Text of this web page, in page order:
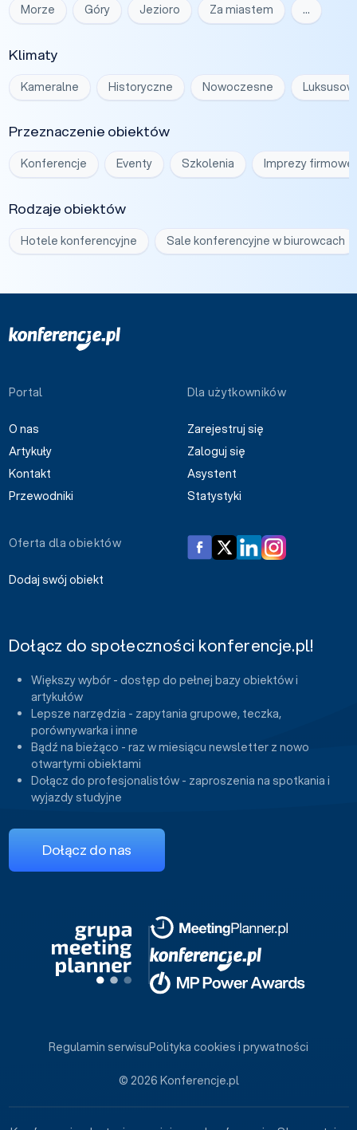
Morze Góry Jezioro Za miastem …
Klimaty
Kameralne Historyczne Nowoczesne
Przeznaczenie obiektów
Konferencje Eventy Szkolenia Imprezy firmowe
Rodzaje obiektów
Hotele konferencyjne Sale konferencyjne w biurowcach
Portal
O nas
Artykuły
Kontakt
Przewodniki
Dla użytkowników
Zarejestruj się
Zaloguj się
Asystent
Statystyki
Oferta dla obiektów
Dodaj swój obiekt
Dołącz do społeczności konferencje.pl!
Większy wybór - dostęp do pełnej bazy obiektów i
artykułów
Lepsze narzędzia - zapytania grupowe, teczka,
porównywarka i inne
Bądź na bieżąco - raz w miesiącu newsletter z nowo
otwartymi obiektami
Dołącz do profesjonalistów - zaproszenia na spotkania i
wyjazdy studyjne
Dołącz do nas
© 2026 Konferencje.pl
Regulamin serwisuPolityka cookies i prywatności